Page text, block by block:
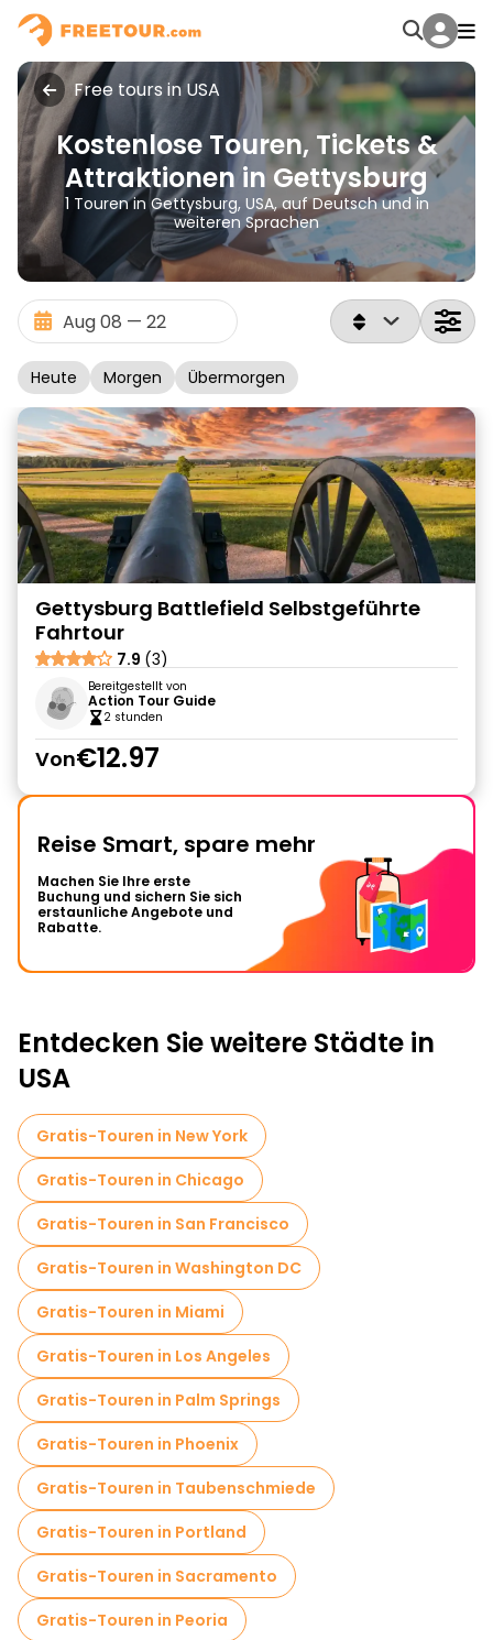
Free tours in USA
Kostenlose Touren, Tickets &
Attraktionen in Gettysburg
1 Touren in Gettysburg, USA, auf Deutsch und in
weiteren Sprachen
Heute Morgen Übermorgen
Gettysburg Battlefield Selbstgeführte
Fahrtour
7.9 (3)
Bereitgestellt von
Action Tour Guide
2 stunden
Von€12.97
Reise Smart, spare mehr
Machen Sie Ihre erste
Buchung und sichern Sie sich
erstaunliche Angebote und
Rabatte.
Entdecken Sie weitere Städte in
USA
Gratis-Touren in New York
Gratis-Touren in Chicago
Gratis-Touren in San Francisco
Gratis-Touren in Washington DC
Gratis-Touren in Miami
Gratis-Touren in Los Angeles
Gratis-Touren in Palm Springs
Gratis-Touren in Phoenix
Gratis-Touren in Taubenschmiede
Gratis-Touren in Portland
Gratis-Touren in Sacramento
Gratis-Touren in Peoria